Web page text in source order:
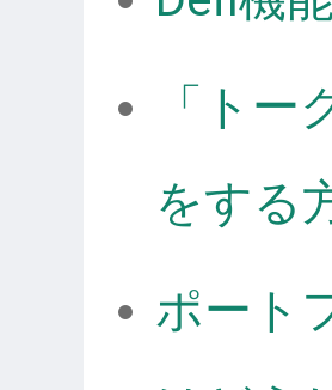
「ト
をする
ポート